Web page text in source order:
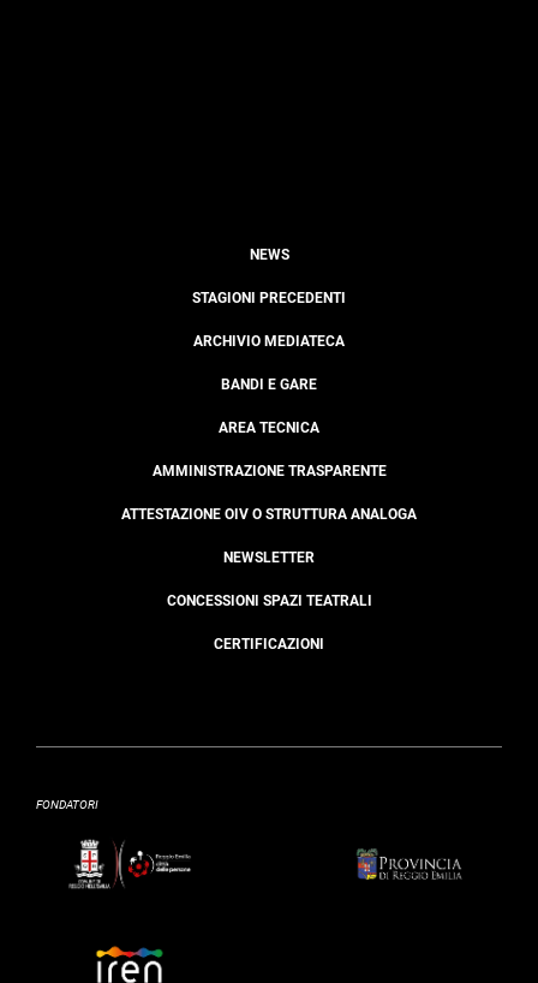
NEWS
STAGIONI PRECEDENTI
ARCHIVIO MEDIATECA
BANDI E GARE
AREA TECNICA
AMMINISTRAZIONE TRASPARENTE
ATTESTAZIONE OIV O STRUTTURA ANALOGA
NEWSLETTER
CONCESSIONI SPAZI TEATRALI
CERTIFICAZIONI
FONDATORI